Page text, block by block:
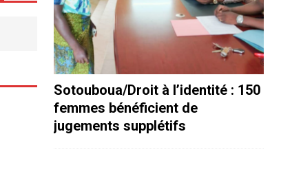
Sotouboua/Droit à l’identité : 150
femmes bénéficient de
jugements supplétifs